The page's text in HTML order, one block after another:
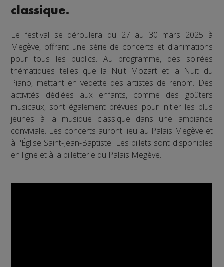
classique.
Le festival se déroulera du 27 au 30 mars 2025 à
Megève, offrant une série de concerts et d'animations
pour tous les publics. Au programme, des soirées
thématiques telles que la Nuit Mozart et la Nuit du
Piano, mettant en vedette des artistes de renom. Des
activités dédiées aux enfants, comme des goûters
musicaux, sont également prévues pour initier les plus
jeunes à la musique classique dans une ambiance
conviviale. Les concerts auront lieu au Palais Megève et
à l'Église Saint-Jean-Baptiste. Les billets sont disponibles
en ligne et à la billetterie du Palais Megève.